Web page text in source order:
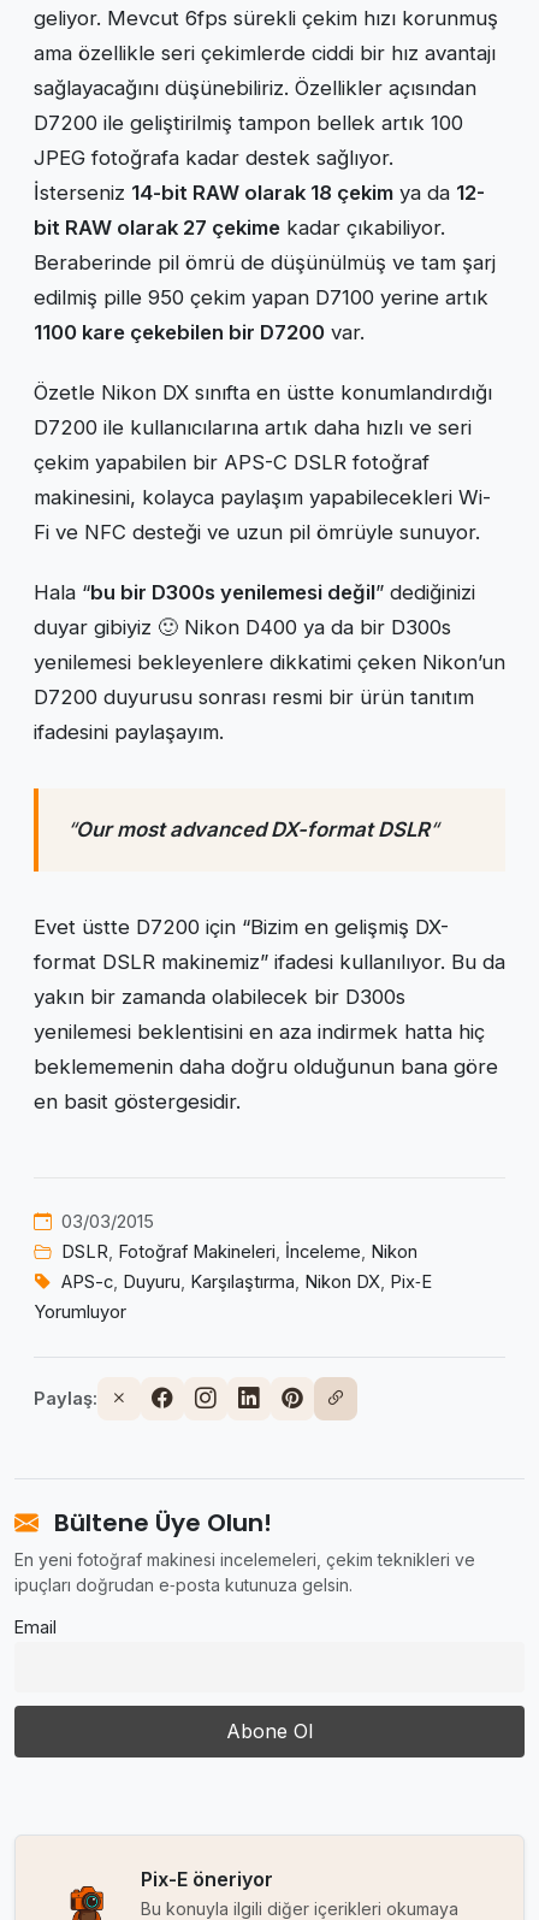
geliyor. Mevcut 6fps sürekli çekim hızı korunmuş
ama özellikle seri çekimlerde ciddi bir hız avantajı
sağlayacağını düşünebiliriz. Özellikler açısından
D7200 ile geliştirilmiş tampon bellek artık 100
JPEG fotoğrafa kadar destek sağlıyor.
İsterseniz 14-bit RAW olarak 18 çekim ya da 12-
bit RAW olarak 27 çekime kadar çıkabiliyor.
Beraberinde pil ömrü de düşünülmüş ve tam şarj
edilmiş pille 950 çekim yapan D7100 yerine artık
1100 kare çekebilen bir D7200 var.
Özetle Nikon DX sınıfta en üstte konumlandırdığı
D7200 ile kullanıcılarına artık daha hızlı ve seri
çekim yapabilen bir APS-C DSLR fotoğraf
makinesini, kolayca paylaşım yapabilecekleri Wi-
Fi ve NFC desteği ve uzun pil ömrüyle sunuyor.
Hala “bu bir D300s yenilemesi değil” dediğinizi
duyar gibiyiz 🙂 Nikon D400 ya da bir D300s
yenilemesi bekleyenlere dikkatimi çeken Nikon’un
D7200 duyurusu sonrası resmi bir ürün tanıtım
ifadesini paylaşayım.
“Our most advanced DX-format DSLR“
Evet üstte D7200 için “Bizim en gelişmiş DX-
format DSLR makinemiz” ifadesi kullanılıyor. Bu da
yakın bir zamanda olabilecek bir D300s
yenilemesi beklentisini en aza indirmek hatta hiç
beklememenin daha doğru olduğunun bana göre
en basit göstergesidir.
03/03/2015
DSLR, Fotoğraf Makineleri, İnceleme, Nikon
APS-c, Duyuru, Karşılaştırma, Nikon DX, Pix‑E
Yorumluyor
Paylaş:
Bültene Üye Olun!
En yeni fotoğraf makinesi incelemeleri, çekim teknikleri ve
ipuçları doğrudan e‑posta kutunuza gelsin.
Email
Pix-E öneriyor
Bu konuyla ilgili diğer içerikleri okumaya